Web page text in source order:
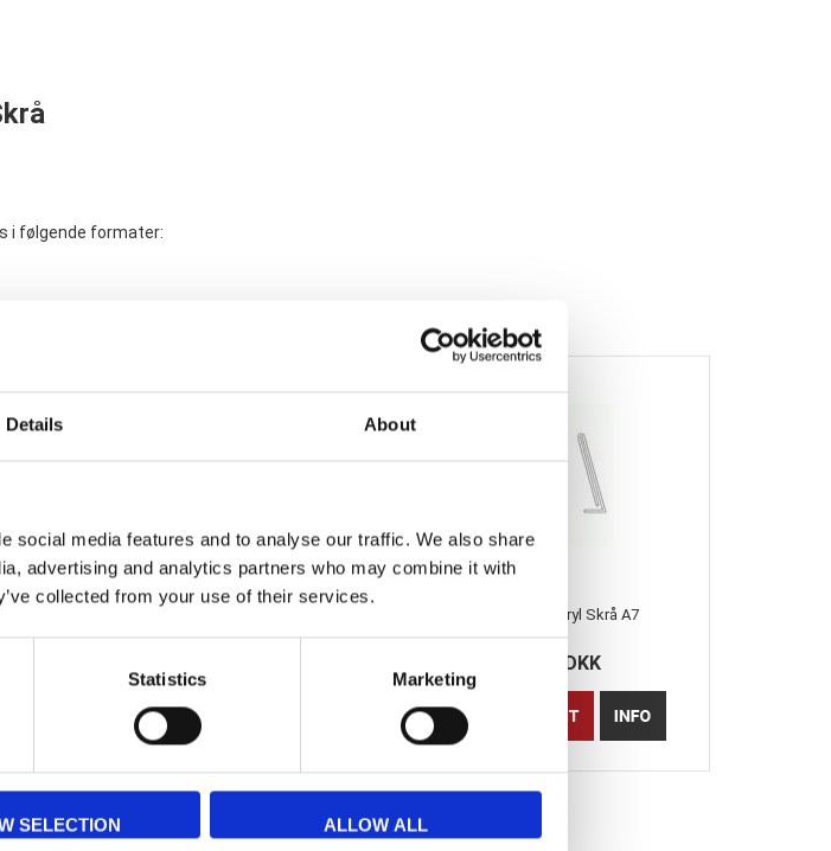
Details About
social media features and to analyse our traffic. We also share
advertising and analytics partners who may combine it with
collected from your use of their services.
Statistics Marketing
SELECTION ALLOW ALL
i følgende formater:
Prisdisplay Acryl Skrå A7
25,00 DKK